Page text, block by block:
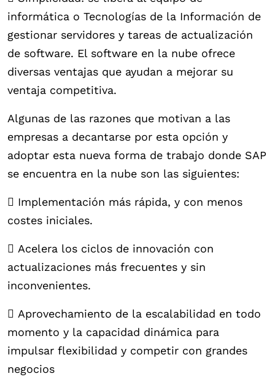
informática o Tecnologías de la Información de
gestionar servidores y tareas de actualización
de software. El software en la nube ofrece
diversas ventajas que ayudan a mejorar su
ventaja competitiva.
Algunas de las razones que motivan a las
empresas a decantarse por esta opción y
adoptar esta nueva forma de trabajo donde SAP
se encuentra en la nube son las siguientes:
 Implementación más rápida, y con menos
costes iniciales.
 Acelera los ciclos de innovación con
actualizaciones más frecuentes y sin
inconvenientes.
 Aprovechamiento de la escalabilidad en todo
momento y la capacidad dinámica para
impulsar flexibilidad y competir con grandes
negocios